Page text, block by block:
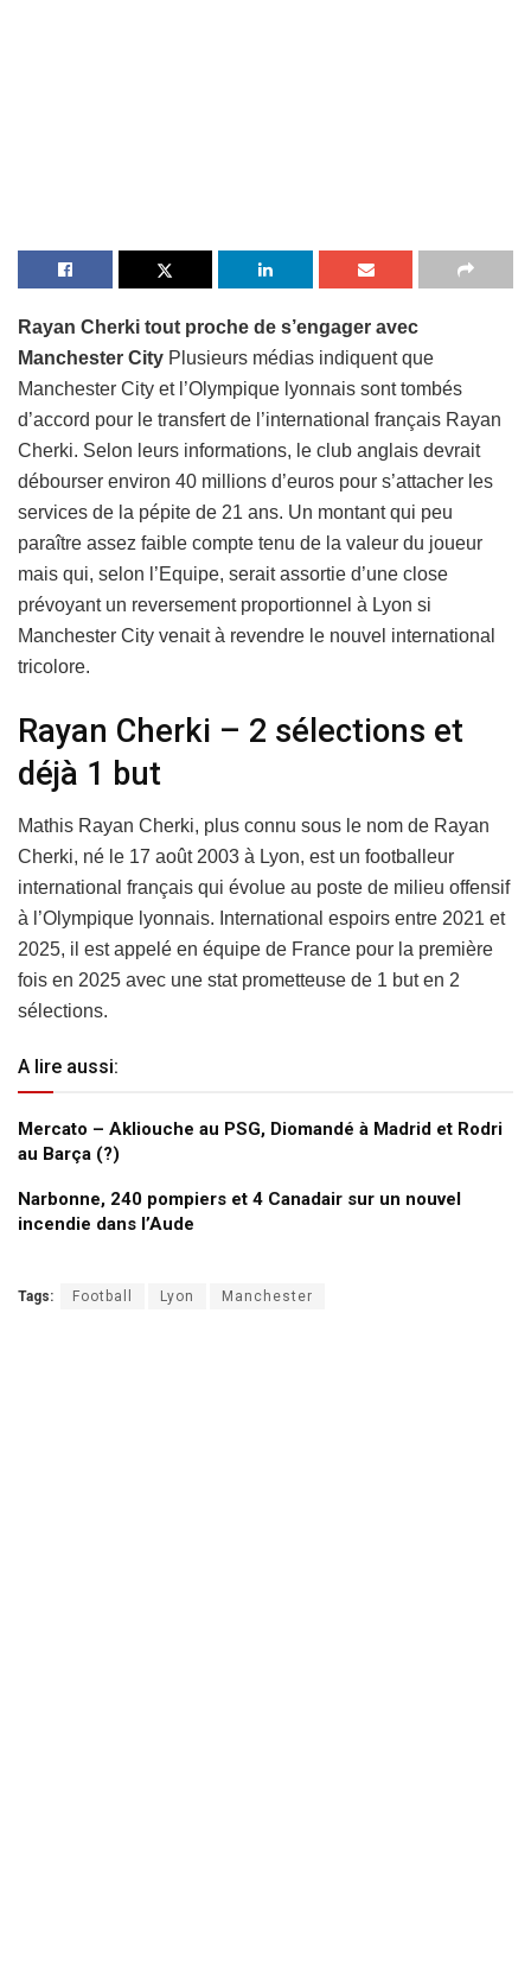
Rayan Cherki tout proche de s’engager avec
Manchester City Plusieurs médias indiquent que
Manchester City et l’Olympique lyonnais sont tombés
d’accord pour le transfert de l’international français Rayan
Cherki. Selon leurs informations, le club anglais devrait
débourser environ 40 millions d’euros pour s’attacher les
services de la pépite de 21 ans. Un montant qui peu
paraître assez faible compte tenu de la valeur du joueur
mais qui, selon l’Equipe, serait assortie d’une close
prévoyant un reversement proportionnel à Lyon si
Manchester City venait à revendre le nouvel international
tricolore.
Rayan Cherki – 2 sélections et
déjà 1 but
Mathis Rayan Cherki, plus connu sous le nom de Rayan
Cherki, né le 17 août 2003 à Lyon, est un footballeur
international français qui évolue au poste de milieu offensif
à l’Olympique lyonnais. International espoirs entre 2021 et
2025, il est appelé en équipe de France pour la première
fois en 2025 avec une stat prometteuse de 1 but en 2
sélections.
A lire aussi:
Mercato – Akliouche au PSG, Diomandé à Madrid et Rodri
au Barça (?)
Narbonne, 240 pompiers et 4 Canadair sur un nouvel
incendie dans l’Aude
Tags: Football Lyon Manchester